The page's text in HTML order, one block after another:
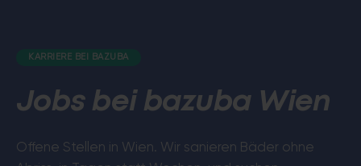
KARRIERE BEI BAZUBA
Jobs bei bazuba Wien
Offene Stellen in Wien. Wir sanieren Bäder ohne